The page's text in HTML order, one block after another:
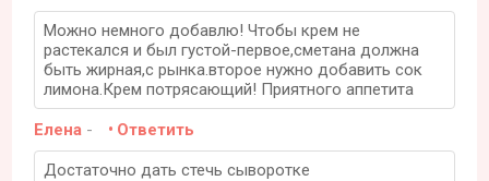
Можно немного добавлю! Чтобы крем не
растекался и был густой-первое,сметана должна
быть жирная,с рынка.второе нужно добавить сок
лимона.Крем потрясающий! Приятного аппетита
Елена - Ответить
Достаточно дать стечь сыворотке